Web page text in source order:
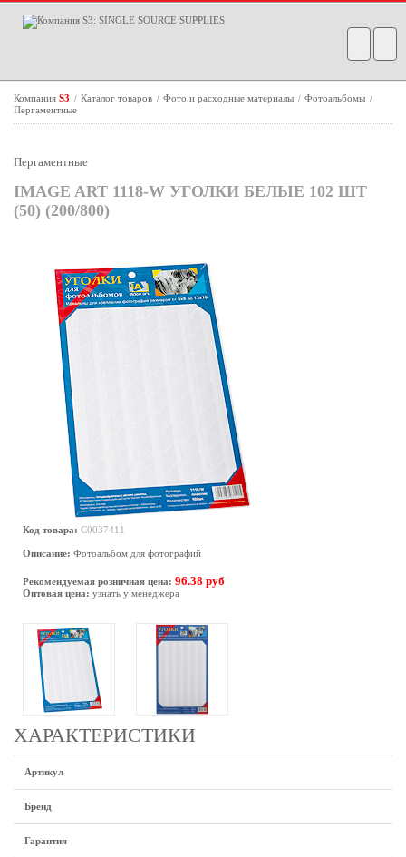
Компания S3 / Каталог товаров / Фото и расходные материалы / Фотоальбомы /
Пергаментные
Пергаментные
IMAGE ART 1118-W УГОЛКИ БЕЛЫЕ 102 ШТ
(50) (200/800)
Код товара: C0037411
Описание: Фотоальбом для фотографий
Рекомендуемая розничная цена: 96.38 руб
Оптовая цена: узнать у менеджера
ХАРАКТЕРИСТИКИ
Артикул
Бренд
Гарантия